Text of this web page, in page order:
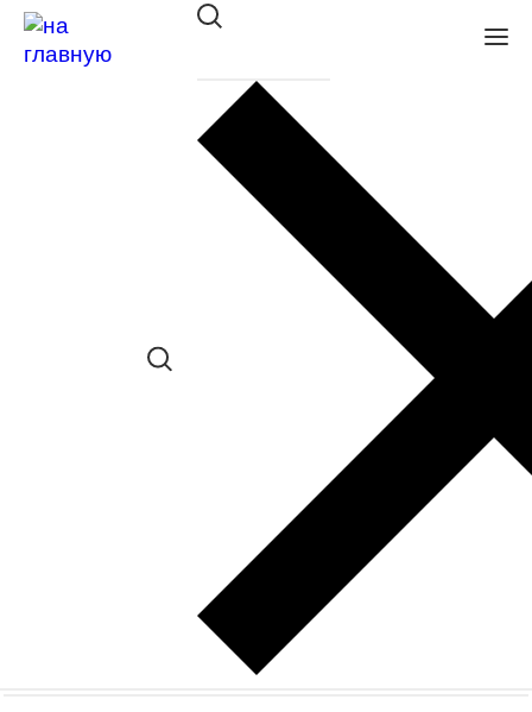
Оправа Mario Rossi MR 22-210
в наличии (Осталась 1 шт.) *наличие
товара в конкретном салоне
необходимо уточнять отдельно
Заказать примерку
Закажите понравившуюся модель
в ближайший салон “Оптик-Экспресс”.
*Доступно для Республики